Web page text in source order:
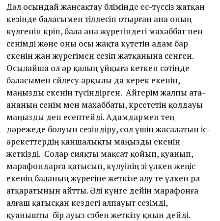
Дәл осындай жансақтау бөлімінде ес-түссіз жатқан
кезінде баласымен тілдесіп отырған ана оның
күлгенін көріп, бала ана жүрегіндегі махаббат пен
сенімді және оны осы жақта күтетін адам бар
екенін жан жүрегімен сезіп жатқанына сенген.
Осылайша ол әр қалың ұйқыға кеткен сәтінде
баласымен сөйлесу арқылы да керек екенін,
маңызды екенін түсіндірген. Айгерім жалпы ата-
ананың сенім мен махаббаты, көрсететін қолдауы
маңызды деп есептейді. Адамдармен тең
дәрежеде болуын сезіндіру, сол үшін жасалатын іс-
әрекеттердің қаншалықты маңызды екенін
жеткізді. Солар сияқты мақсат қойып, қуанып,
марафондарға қатысып, күлуінің өзі үлкен жеңіс
екенің баланың жүрегіне жеткізе алу өте үлкен рөл
атқаратынын айтты. Әлі күнге дейін марафонға
алғаш қатысқан кездегі алпауыт сезімді,
қуанышты бір ауыз сөзбен жеткізу қиын дейді.